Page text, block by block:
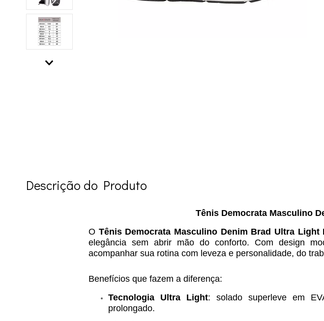
Descrição do Produto
Tênis Democrata Masculino
O Tênis Democrata Masculino Denim Brad Ultra Light
elegância sem abrir mão do conforto. Com design
acompanhar sua rotina com leveza e personalidade, do
Benefícios que fazem a diferença:
Tecnologia Ultra Light: solado superleve em
prolongado.